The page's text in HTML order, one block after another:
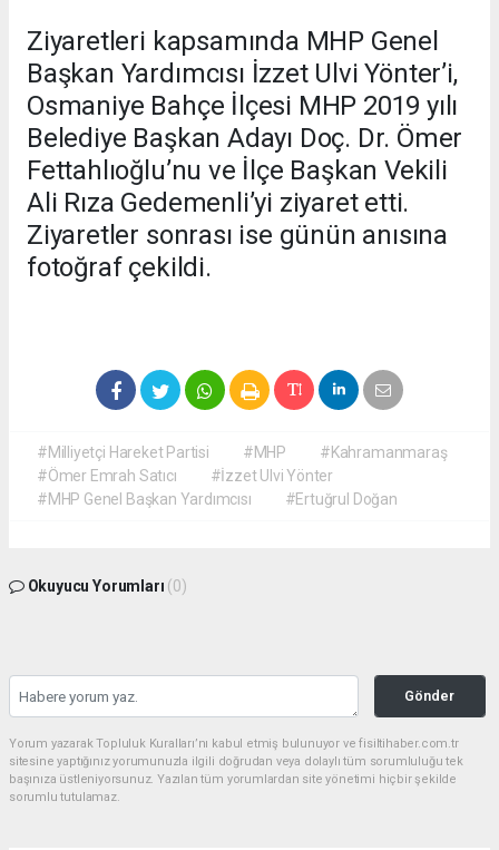
Ziyaretleri kapsamında MHP Genel
Başkan Yardımcısı İzzet Ulvi Yönter’i,
Osmaniye Bahçe İlçesi MHP 2019 yılı
Belediye Başkan Adayı Doç. Dr. Ömer
Fettahlıoğlu’nu ve İlçe Başkan Vekili
Ali Rıza Gedemenli’yi ziyaret etti.
Ziyaretler sonrası ise günün anısına
fotoğraf çekildi.
#Milliyetçi Hareket Partisi #MHP
#Kahramanmaraş
#Ömer Emrah Satıcı
#İzzet Ulvi Yönter
#MHP Genel Başkan Yardımcısı
#Ertuğrul Doğan
Okuyucu Yorumları (0)
Gönder
Yorum yazarak Topluluk Kuralları’nı kabul etmiş bulunuyor ve fisiltihaber.com.tr
sitesine yaptığınız yorumunuzla ilgili doğrudan veya dolaylı tüm sorumluluğu tek
başınıza üstleniyorsunuz. Yazılan tüm yorumlardan site yönetimi hiçbir şekilde
sorumlu tutulamaz.